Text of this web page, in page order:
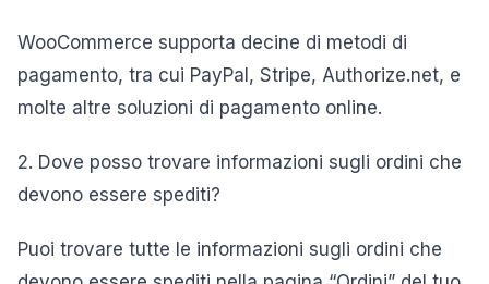
WooCommerce supporta decine di metodi di
pagamento, tra cui PayPal, Stripe, Authorize.net, e
molte altre soluzioni di pagamento online.
2. Dove posso trovare informazioni sugli ordini che
devono essere spediti?
Puoi trovare tutte le informazioni sugli ordini che